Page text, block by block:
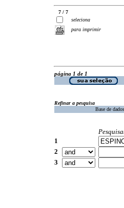
7 / 7
seleciona
para imprimir
página 1 de 1
Refinar a pesquisa
Base de
1
2
3